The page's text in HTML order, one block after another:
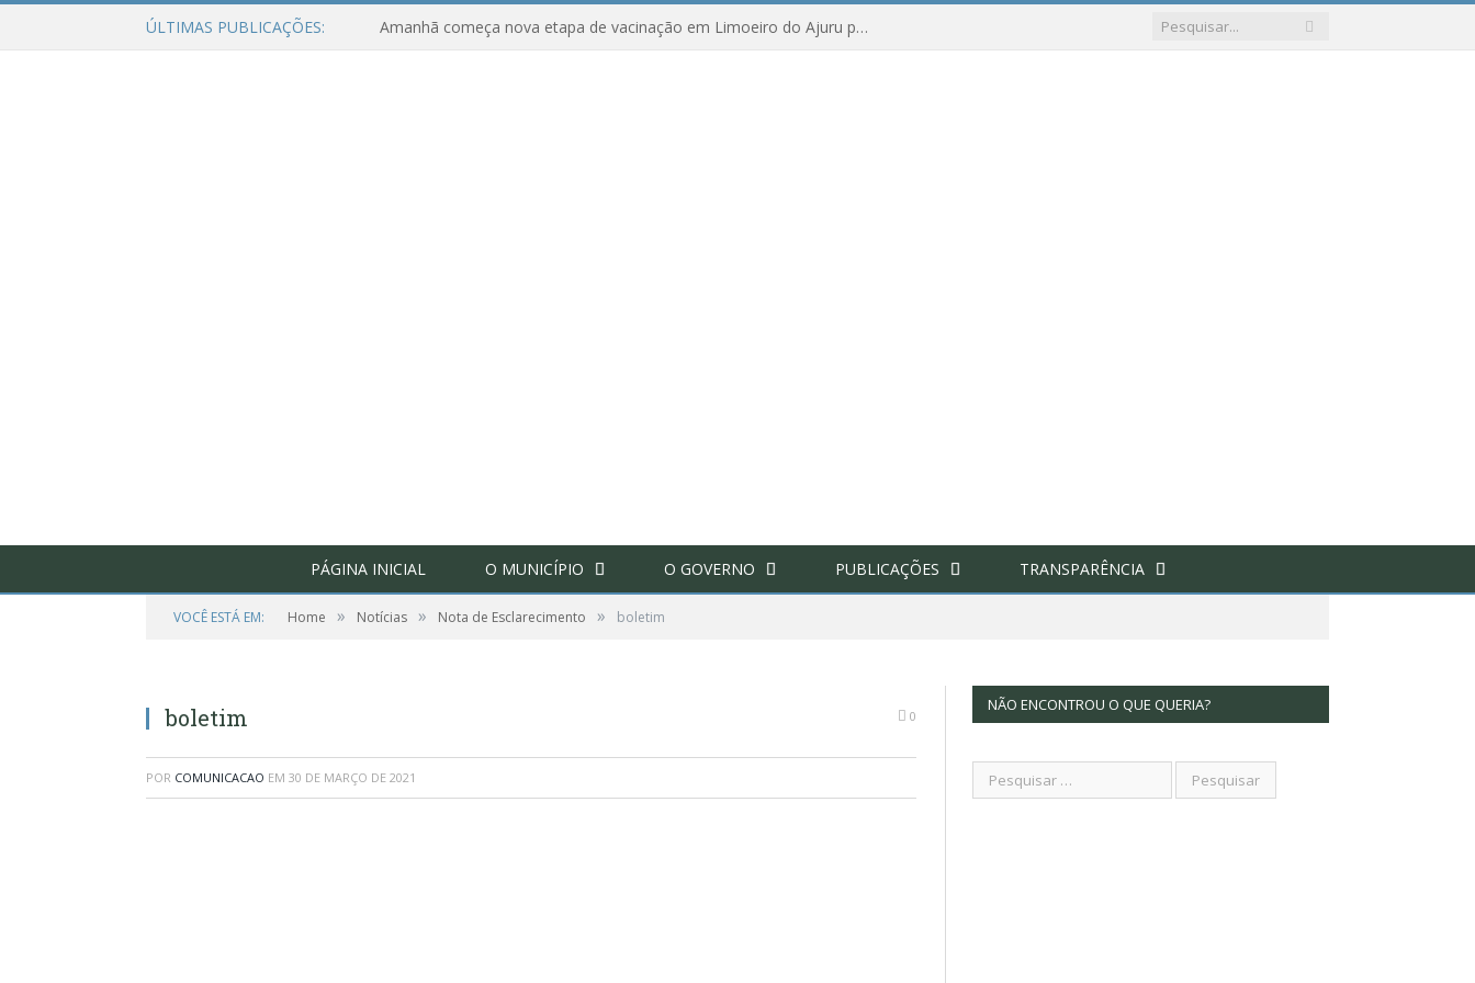
ÚLTIMAS PUBLICAÇÕES: Amanhã começa nova etapa de vacinação em Limoeiro do Ajuru para idosos com 65 ou mais
PÁGINA INICIAL O MUNICÍPIO O GOVERNO PUBLICAÇÕES TRANSPARÊNCIA
VOCÊ ESTÁ EM: Home » Notícias » Nota de Esclarecimento » boletim
boletim 0
POR COMUNICACAO EM 30 DE MARÇO DE 2021
NÃO ENCONTROU O QUE QUERIA?